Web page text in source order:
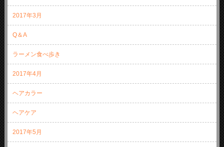
2017年3月
Q＆A
ラーメン食べ歩き
2017年4月
ヘアカラー
ヘアケア
2017年5月